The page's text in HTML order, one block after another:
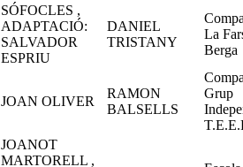
SÓFOCLES ,
ADAPTACIÓ:
SALVADOR
ESPRIU
DANIEL
TRISTANY
La
Berga
JOAN OLIVER
RAMON
BALSELLS
Grup
JOANOT
MARTORELL ,